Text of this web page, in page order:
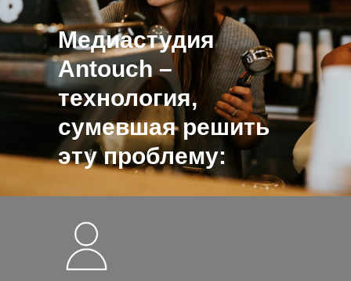
Медиастудия
Antouch –
технология,
сумевшая решить
эту проблему: